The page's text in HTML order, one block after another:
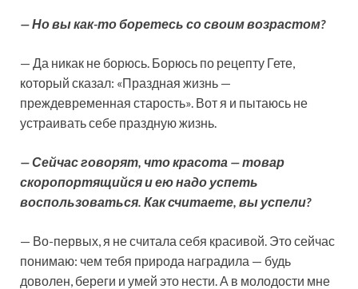
— Но вы как-то боретесь со своим возрастом?
— Да никак не борюсь. Борюсь по рецепту Гете,
который сказал: «Праздная жизнь —
преждевременная старость». Вот я и пытаюсь не
устраивать себе праздную жизнь.
— Сейчас говорят, что красота — товар
скоропортящийся и ею надо успеть
воспользоваться. Как считаете, вы успели?
— Во-первых, я не считала себя красивой. Это сейчас
понимаю: чем тебя природа наградила — будь
доволен, береги и умей это нести. А в молодости мне